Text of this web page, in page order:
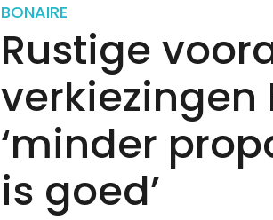
BONAIRE
Rustige
verkiezingen
‘minder
is goed’